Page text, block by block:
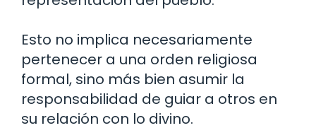
Esto no implica necesariamente
pertenecer a una orden religiosa
formal, sino más bien asumir la
responsabilidad de guiar a otros en
su relación con lo divino.